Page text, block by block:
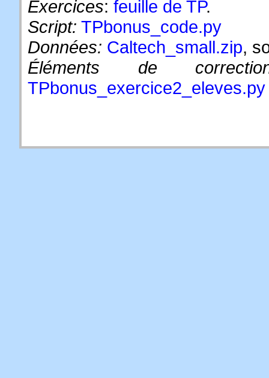
Exercices: feuille de TP.
Script: TPbonus_code.py
Données: Caltech_small.zip,
Éléments de
TPbonus_exercice2_eleves.py